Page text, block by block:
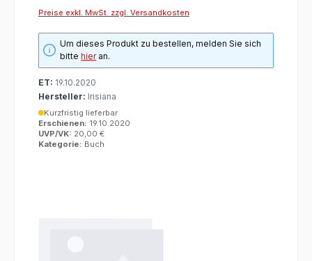
Preise exkl. MwSt. zzgl. Versandkosten
Um dieses Produkt zu bestellen, melden Sie sich
bittehieran.
ET: 19.10.2020
Hersteller: Irisiana
Kurzfristig lieferbar
Erschienen: 19.10.2020
UVP/VK: 20,00 €
Kategorie: Buch